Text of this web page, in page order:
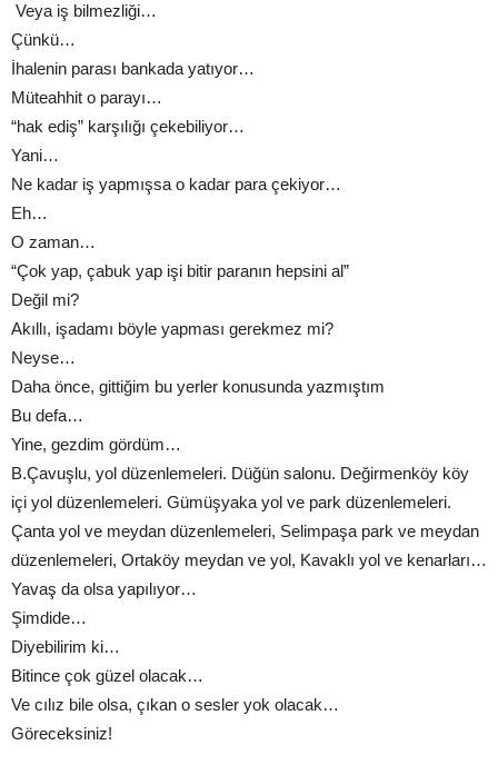
Veya iş bilmezliği…
Çünkü…
İhalenin parası bankada yatıyor…
Müteahhit o parayı…
“hak ediş” karşılığı çekebiliyor…
Yani…
Ne kadar iş yapmışsa o kadar para çekiyor…
Eh…
O zaman…
“Çok yap, çabuk yap işi bitir paranın hepsini al”
Değil mi?
Akıllı, işadamı böyle yapması gerekmez mi?
Neyse…
Daha önce, gittiğim bu yerler konusunda yazmıştım
Bu defa…
Yine, gezdim gördüm…
B.Çavuşlu, yol düzenlemeleri. Düğün salonu. Değirmenköy köy
içi yol düzenlemeleri. Gümüşyaka yol ve park düzenlemeleri.
Çanta yol ve meydan düzenlemeleri, Selimpaşa park ve meydan
düzenlemeleri, Ortaköy meydan ve yol, Kavaklı yol ve kenarları…
Yavaş da olsa yapılıyor…
Şimdide…
Diyebilirim ki…
Bitince çok güzel olacak…
Ve cılız bile olsa, çıkan o sesler yok olacak…
Göreceksiniz!